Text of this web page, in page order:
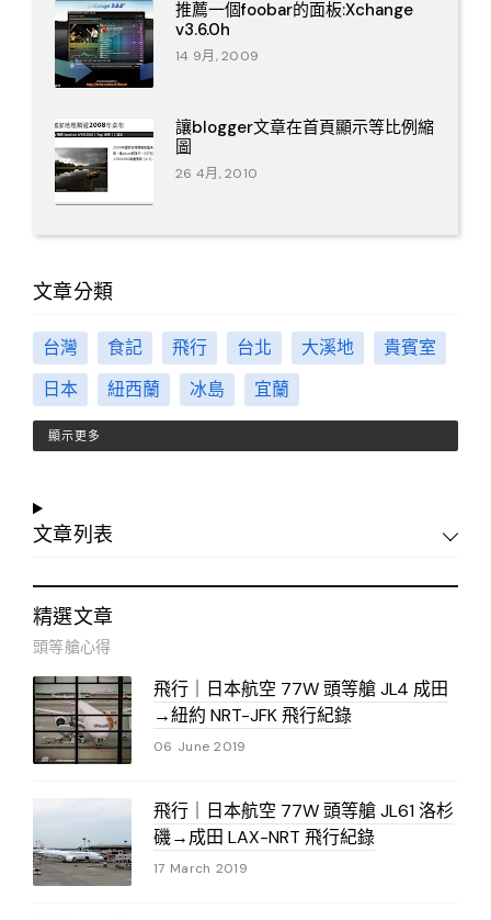
推薦一個foobar的面板:Xchange
v3.6.0h
14 9月, 2009
讓blogger文章在首頁顯示等比例縮
圖
26 4月, 2010
文章分類
台灣 食記 飛行 台北 大溪地
貴賓室
日本
紐西蘭 冰島 宜蘭
顯示更多
文章列表
精選文章
頭等艙心得
飛行｜日本航空 77W 頭等艙 JL4 成田
→紐約 NRT-JFK 飛行紀錄
06 June 2019
飛行｜日本航空 77W 頭等艙 JL61 洛杉
磯→成田 LAX-NRT 飛行紀錄
17 March 2019